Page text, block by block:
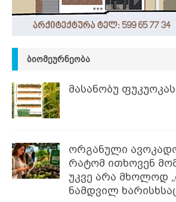
ᲑᲘᲝᲛᲔᲣᲠᲜᲔᲝᲑᲐ
მასანობუ
ორგანული
რატომ ითხოვენ
უკვე არა მხოლოდ
ნამდვილ